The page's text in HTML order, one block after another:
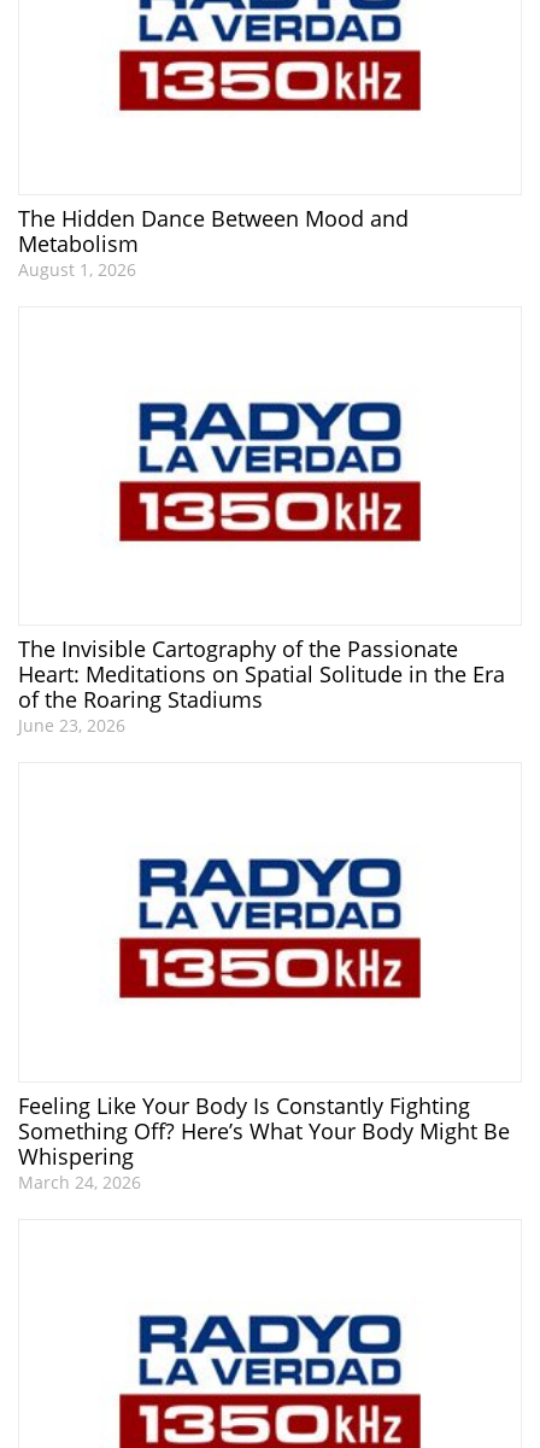
The Hidden Dance Between Mood and
Metabolism
August 1, 2026
The Invisible Cartography of the Passionate
Heart: Meditations on Spatial Solitude in the Era
of the Roaring Stadiums
June 23, 2026
Feeling Like Your Body Is Constantly Fighting
Something Off? Here’s What Your Body Might Be
Whispering
March 24, 2026